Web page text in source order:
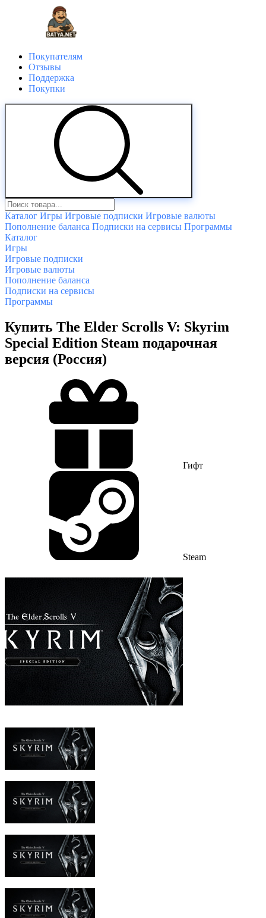
Покупателям
Отзывы
Поддержка
Покупки
Каталог Игры Игровые подписки Игровые валюты
Пополнение баланса Подписки на сервисы Программы
Каталог
Игры
Игровые подписки
Игровые валюты
Пополнение баланса
Подписки на сервисы
Программы
Купить The Elder Scrolls V: Skyrim
Special Edition Steam подарочная
версия (Россия)
Гифт
Steam